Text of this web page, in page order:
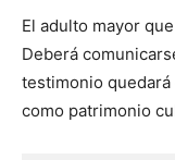
El adulto mayor
Deberá
testimonio
como patrimonio